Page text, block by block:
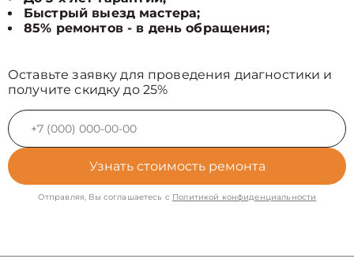
Быстрый выезд мастера;
85% ремонтов - в день обращения;
Оставьте заявку для проведения диагностики и
получите скидку до 25%
Узнать стоимость ремонта
Отправляя, Вы соглашаетесь с Политикой конфиденциальности